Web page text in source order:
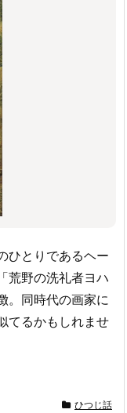
ひとりであるヘー
荒野の洗礼者ヨハ
。同時代の画家に
てるかもしれませ
ひつじ話